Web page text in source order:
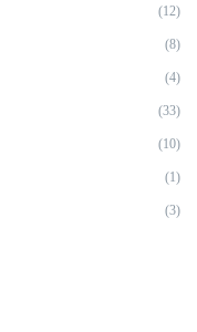
(12)
(8)
(4)
(33)
(10)
(1)
(3)